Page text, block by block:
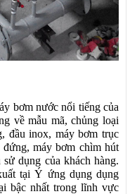
bơm nước nổi tiếng của
về mẫu mã, chủng loại
đầu inox, máy bơm trục
đứng, máy bơm chìm hút
dụng của khách hàng.
tại Ý ứng dụng dụng
bậc nhất trong lĩnh vực